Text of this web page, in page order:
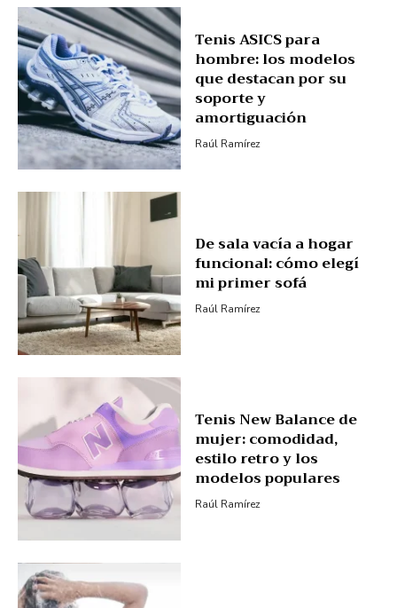
Tenis ASICS para
hombre: los modelos
que destacan por su
soporte y
amortiguación
Raúl Ramírez
De sala vacía a hogar
funcional: cómo elegí
mi primer sofá
Raúl Ramírez
Tenis New Balance de
mujer: comodidad,
estilo retro y los
modelos populares
Raúl Ramírez